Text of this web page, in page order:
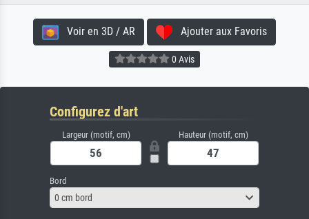
Voir en 3D / AR Ajouter aux Favoris
0 Avis
Configurez d'art
Largeur (motif, cm) Hauteur (motif, cm)
Bord
0 cm bord